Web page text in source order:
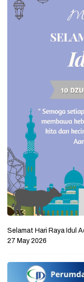
Selamat Hari Raya Idul
27 May 2026